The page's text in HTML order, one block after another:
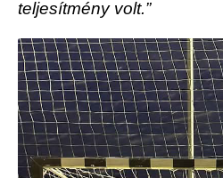
teljesítmény volt.”